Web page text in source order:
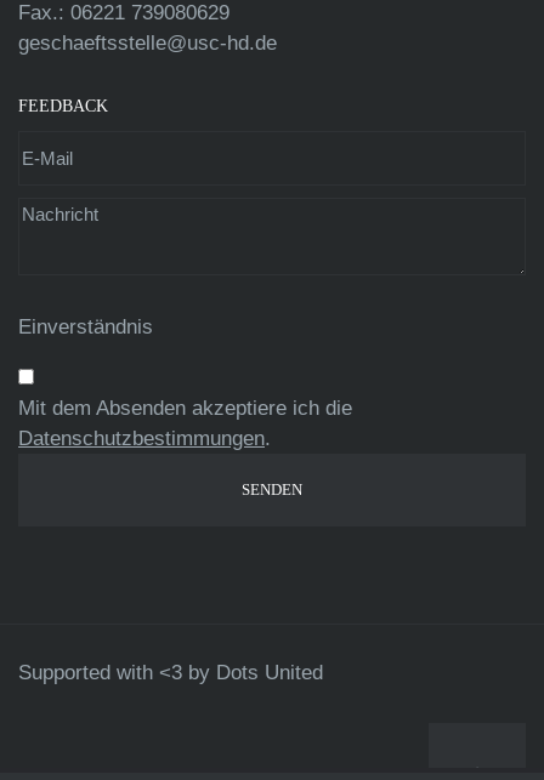
Fax.: 06221 739080629
geschaeftsstelle@usc-hd.de
FEEDBACK
Einverständnis
Mit dem Absenden akzeptiere ich die
Datenschutzbestimmungen.
Supported with <3 by Dots United